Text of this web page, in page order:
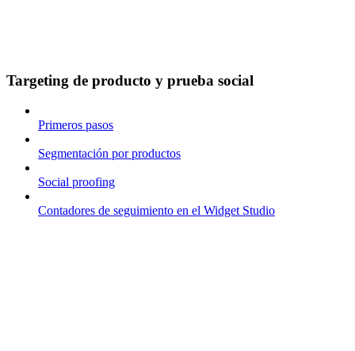
Targeting de producto y prueba social
Primeros pasos
Segmentación por productos
Social proofing
Contadores de seguimiento en el Widget Studio